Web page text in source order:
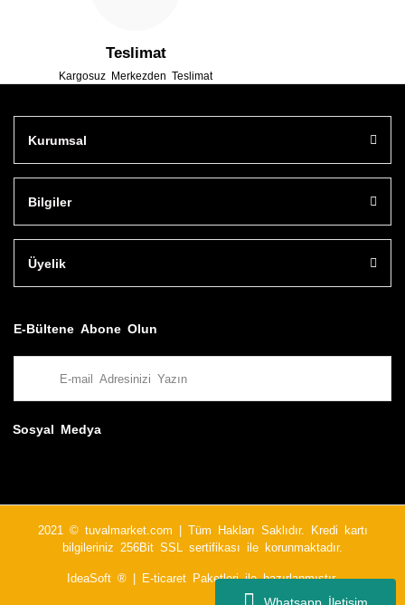
Whatsapp İletişim
Teslimat
Kargosuz Merkezden Teslimat
Kurumsal
Bilgiler
Üyelik
E-Bültene Abone Olun
Sosyal Medya
2021 © tuvalmarket.com | Tüm Hakları Saklıdır. Kredi kartı
bilgileriniz 256Bit SSL sertifikası ile korunmaktadır.
IdeaSoft ® E-ticaret Paketleri ile hazırlanmıştır.